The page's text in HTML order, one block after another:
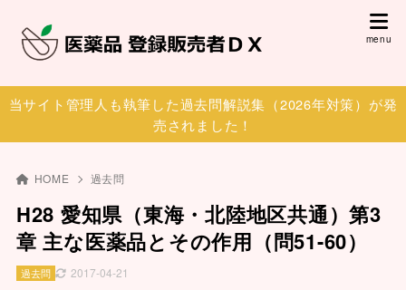
当サイト管理人も執筆した過去問解説集（2026年対策）が発
売されました！
HOME 過去問
H28 愛知県（東海・北陸地区共通）第3
章 主な医薬品とその作用（問51-60）
2017-04-21
過去問